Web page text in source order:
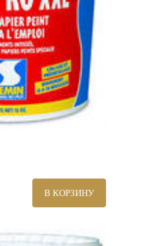
В КОРЗИНУ